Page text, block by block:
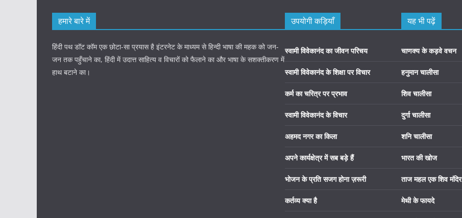
हमारे बारे में
हिंदी पथ डॉट कॉम एक छोटा-सा प्रयास है इंटरनेट के माध्यम से हिन्दी भाषा की महक को जन-
जन तक पहुँचाने का, हिंदी में उदात्त साहित्य व विचारों को फैलाने का और भाषा के सशक्तीकरण में
हाथ बटाने का।
उपयोगी कड़ियाँ
स्वामी विवेकानंद का जीवन परिचय
स्वामी विवेकानंद के शिक्षा पर विचार
कर्म का चरित्र पर प्रभाव
स्वामी विवेकानंद के विचार
अहमद नगर का किला
अपने कार्यक्षेत्र में सब बड़े हैं
भोजन के प्रति सजग होना ज़रूरी
कर्तव्य क्या है
यह भी पढ़ें
चाणक्य के कड़वे वचन
हनुमान चालीसा
शिव चालीसा
दुर्गा चालीसा
शनि चालीसा
भारत की खोज
ताज महल एक शिव मंदिर
मेथी के फायदे